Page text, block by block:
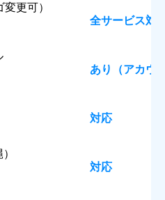
更可）
全サービス対
あり（アカウ
対応
対応